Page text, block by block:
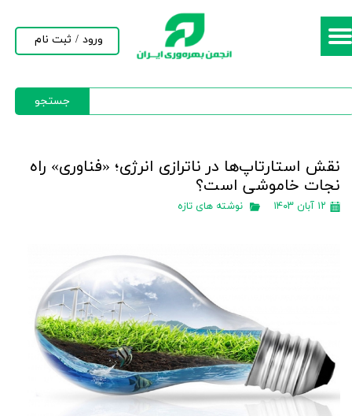
جستجو
ورود / ثبت نام
حساب کاربری من
نقش استارتاپ‌ها در ناترازی انرژی؛ «فناوری‌» راه
نجات خاموشی‌ است؟
۱۲ آبان ۱۴۰۳ نوشته های تازه